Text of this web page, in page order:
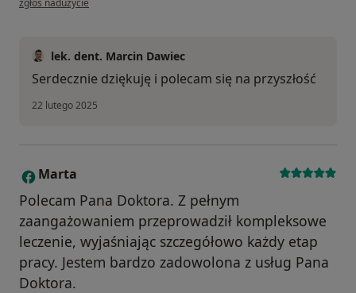
lek. dent. Marcin Dawiec
Serdecznie dziękuję i polecam się na przyszłość
22 lutego 2025
M Marta
Polecam Pana Doktora. Z pełnym
zaangażowaniem przeprowadził kompleksowe
leczenie, wyjaśniając szczegółowo każdy etap
pracy. Jestem bardzo zadowolona z usług Pana
Doktora.